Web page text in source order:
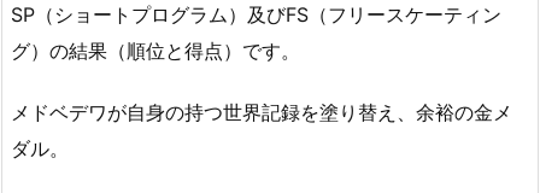
SP（ショートプログラム）及びFS（フリースケーティン
グ）の結果（順位と得点）です。
メドベデワが自身の持つ世界記録を塗り替え、余裕の金メ
ダル。